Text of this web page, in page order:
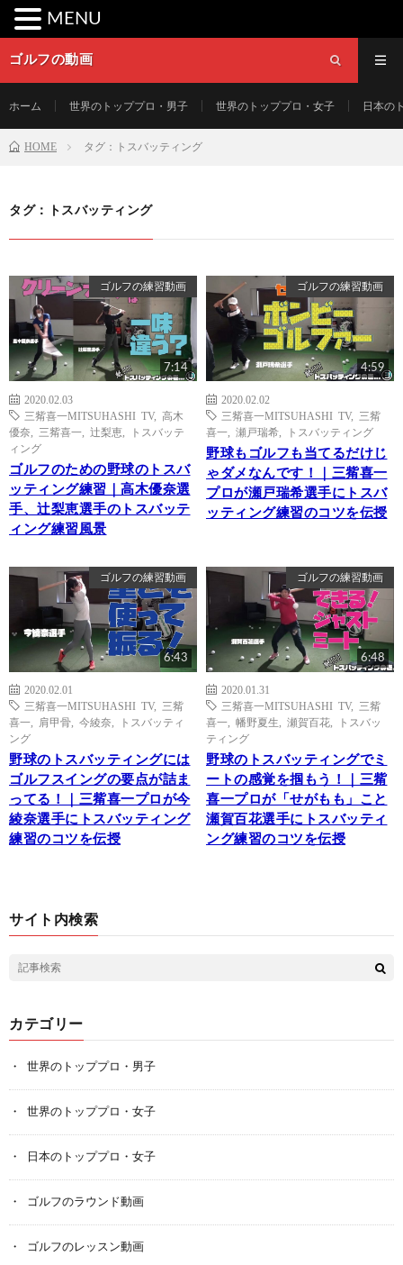
ゴルフの動画
ホーム 世界のトッププロ・男子 世界のトッププロ・女子 日本の
HOME タグ：トスバッティング
タグ：トスバッティング
ゴルフの練習動画
7:14
2020.02.03
三觜喜一MITSUHASHI TV, 高木
優奈
三觜喜一 辻梨恵
トスバッテ
ィング
ゴルフのための野球のトスバ
ッティング練習｜高木優奈選
手、辻梨恵選手のトスバッテ
ィング練習風景
ゴルフの練習動画
4:59
2020.02.02
三觜喜一MITSUHASHI TV, 三觜
喜一
瀬戸瑞希 トスバッティング
野球もゴルフも当てるだけじ
ゃダメなんです！｜三觜喜一
プロが瀬戸瑞希選手にトスバ
ッティング練習のコツを伝授
ゴルフの練習動画
6:43
2020.02.01
三觜喜一MITSUHASHI TV, 三觜
喜一
肩甲骨 今綾奈
トスバッティ
ング
野球のトスバッティングには
ゴルフスイングの要点が詰ま
ってる！｜三觜喜一プロが今
綾奈選手にトスバッティング
練習のコツを伝授
ゴルフの練習動画
6:48
2020.01.31
三觜喜一MITSUHASHI TV, 三觜
喜一
幡野夏生 瀬賀百花
トスバッ
ティング
野球のトスバッティングでミ
ートの感覚を掴もう！｜三觜
喜一プロが「せがもも」こと
瀬賀百花選手にトスバッティ
ング練習のコツを伝授
サイト内検索
カテゴリー
世界のトッププロ・男子
世界のトッププロ・女子
日本のトッププロ・女子
ゴルフのラウンド動画
ゴルフのレッスン動画
MENU